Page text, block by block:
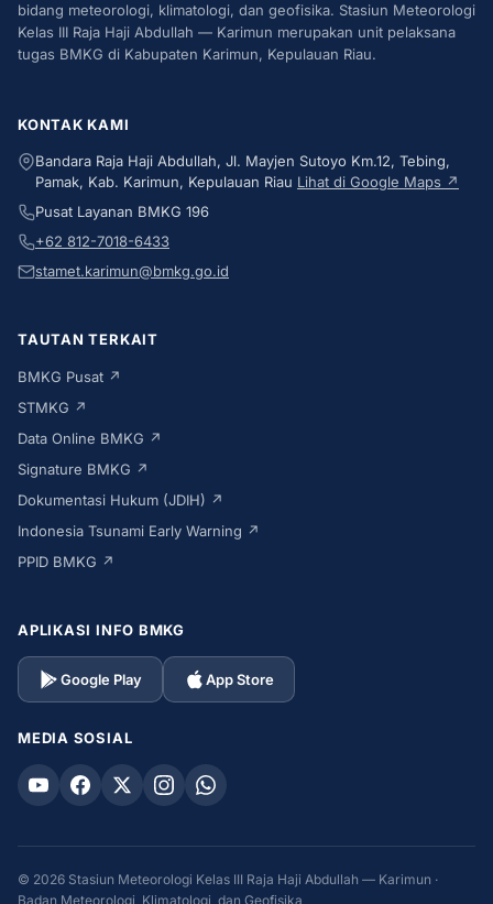
bidang meteorologi, klimatologi, dan geofisika. Stasiun Meteorologi
Kelas III Raja Haji Abdullah — Karimun merupakan unit pelaksana
tugas BMKG di Kabupaten Karimun, Kepulauan Riau.
KONTAK KAMI
Bandara Raja Haji Abdullah, Jl. Mayjen Sutoyo Km.12, Tebing,
Pamak, Kab. Karimun, Kepulauan Riau Lihat di Google Maps ↗
Pusat Layanan BMKG 196
+62 812-7018-6433
stamet.karimun@bmkg.go.id
TAUTAN TERKAIT
BMKG Pusat ↗
STMKG ↗
Data Online BMKG ↗
Signature BMKG ↗
Dokumentasi Hukum (JDIH) ↗
Indonesia Tsunami Early Warning ↗
PPID BMKG ↗
APLIKASI INFO BMKG
Google Play App Store
MEDIA SOSIAL
© 2026 Stasiun Meteorologi Kelas III Raja Haji Abdullah — Karimun ·
Badan Meteorologi, Klimatologi, dan Geofisika